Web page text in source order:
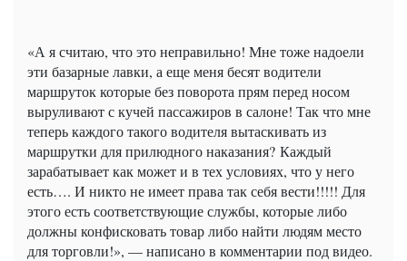
«А я считаю, что это неправильно! Мне тоже надоели
эти базарные лавки, а еще меня бесят водители
маршруток которые без поворота прям перед носом
выруливают с кучей пассажиров в салоне! Так что мне
теперь каждого такого водителя вытаскивать из
маршрутки для прилюдного наказания? Каждый
зарабатывает как может и в тех условиях, что у него
есть…. И никто не имеет права так себя вести!!!!! Для
этого есть соответствующие службы, которые либо
должны конфисковать товар либо найти людям место
для торговли!», — написано в комментарии под видео.